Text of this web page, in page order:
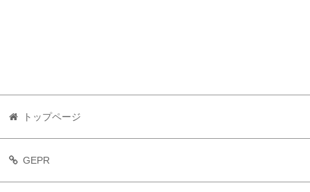
トップページ
GEPR